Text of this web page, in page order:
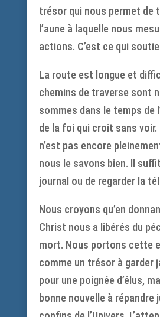
trésor qui nous permet de
l’aune à laquelle nous
actions. C’est ce qui
La route est longue et
chemins de traverse sont
sommes dans le temps de
de la foi qui croit sans voir.
n’est pas encore
nous le savons bien. Il
journal ou de regarder la
Nous croyons qu’en
Christ nous a libérés du
mort. Nous portons cette
comme un trésor à garder
pour une poignée d’élus,
bonne nouvelle à répandre